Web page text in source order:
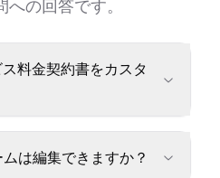
への回答です。
料金契約書をカスタ
は編集できますか？